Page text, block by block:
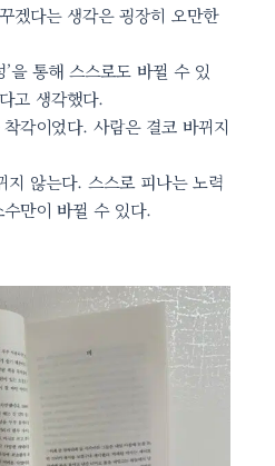
겠다는 생각은 굉장히 오만한
’을 통해 스스로도 바뀔 수 있
고 생각했다.
각이었다. 사람은 결코 바뀌지
지 않는다. 스스로 피나는 노력
만이 바뀔 수 있다.